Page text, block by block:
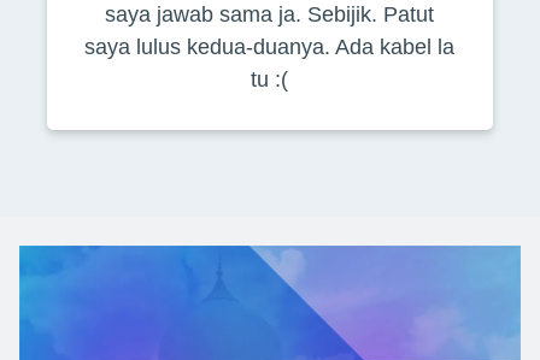
saya jawab sama ja. Sebijik. Patut
saya lulus kedua-duanya. Ada kabel la
tu :(